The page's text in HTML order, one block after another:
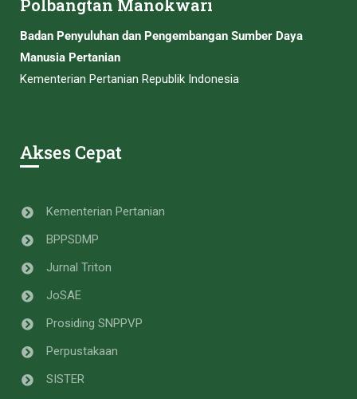
Polbangtan Manokwari
Badan Penyuluhan dan Pengembangan Sumber Daya
Manusia Pertanian
Kementerian Pertanian Republik Indonesia
Akses Cepat
Kementerian Pertanian
BPPSDMP
Jurnal Triton
JoSAE
Prosiding SNPPVP
Perpustakaan
SISTER